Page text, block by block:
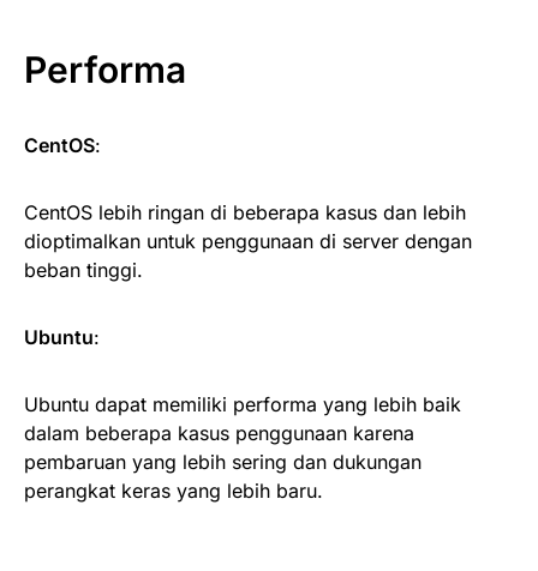
Performa
CentOS:
CentOS lebih ringan di beberapa kasus dan lebih
dioptimalkan untuk penggunaan di server dengan
beban tinggi.
Ubuntu:
Ubuntu dapat memiliki performa yang lebih baik
dalam beberapa kasus penggunaan karena
pembaruan yang lebih sering dan dukungan
perangkat keras yang lebih baru.